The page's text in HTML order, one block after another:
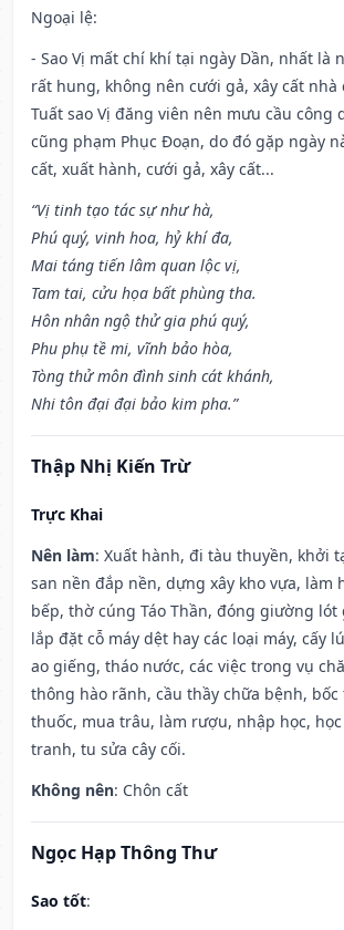
Ngoại lệ:
- Sao Vị mất chí khí tại ngày Dần, nhất là
rất hung, không nên cưới gả, xây cất nhà
Tuất sao Vị đăng viên nên mưu cầu công
cũng phạm Phục Đoạn, do đó gặp ngày
cất, xuất hành, cưới gả, xây cất...
“Vị tinh tạo tác sự như hà,
Phú quý, vinh hoa, hỷ khí đa,
Mai táng tiến lâm quan lộc vị,
Tam tai, cửu họa bất phùng tha.
Hôn nhân ngộ thử gia phú quý,
Phu phụ tề mi, vĩnh bảo hòa,
Tòng thử môn đình sinh cát khánh,
Nhi tôn đại đại bảo kim pha.”
Thập Nhị Kiến Trừ
Trực Khai
Nên làm: Xuất hành, đi tàu thuyền, khởi
san nền đắp nền, dựng xây kho vựa, làm
bếp, thờ cúng Táo Thần, đóng giường lót
lắp đặt cỗ máy dệt hay các loại máy, cấy
ao giếng, tháo nước, các việc trong vụ
thông hào rãnh, cầu thầy chữa bệnh, bốc
thuốc, mua trâu, làm rượu, nhập học,
tranh, tu sửa cây cối.
Không nên: Chôn cất
Ngọc Hạp Thông Thư
Sao tốt: